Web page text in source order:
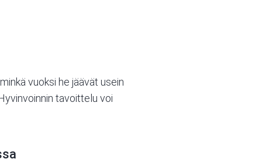
vuoksi he jäävät usein
tavoittelu voi